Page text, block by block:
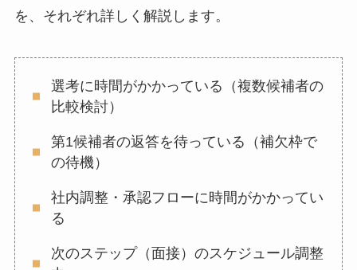
を、それぞれ詳しく解説します。
選考に時間がかかっている（複数候補者の
比較検討）
第1候補者の返答を待っている（補欠枠で
の待機）
社内調整・承認フローに時間がかかってい
る
次のステップ（面接）のスケジュール調整